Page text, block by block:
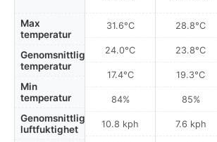
Max
temperatur
Genomsnittlig
temperatur
Min
temperatur
Genomsnittlig
luftfuktighet
31.6°C
24.0°C
17.4°C
84%
10.8 kph
28.8°C
23.8°C
19.3°C
85%
7.6 kph